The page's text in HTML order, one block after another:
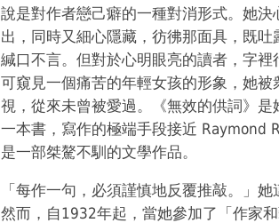
說是對作者戀己癖的一種對消形式。她決
出，同時又細心隱藏，彷彿那面具，既吐
緘口不言。但對於心明眼亮的讀者，字裡
可窺見一個痛苦的年輕女孩的形象，她被
視，從來未曾被愛過。《無效的供詞》是
一本書，寫作的極端手段接近 Raymond
是一部桀驁不馴的文學作品。
「每作一句，必須謹慎地反覆推敲。」她
然而，自1932年起，當她參加了「作家